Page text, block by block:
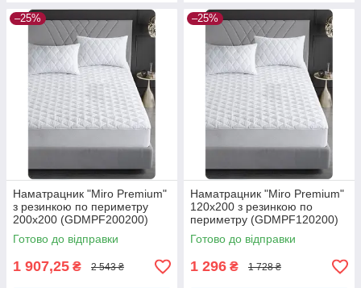
–25%
Наматрацник "Miro Premium"
з резинкою по периметру
200x200 (GDMPF200200)
Готово до відправки
1 907,25 ₴ 2 543 ₴
–25%
Наматрацник "Miro Premium"
120x200 з резинкою по
периметру (GDMPF120200)
Готово до відправки
1 296 ₴ 1 728 ₴